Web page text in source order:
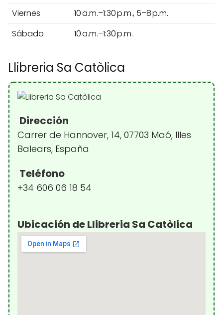
Viernes
10 a.m.–1:30 p.m., 5–8 p.m.
Sábado
10 a.m.–1:30 p.m.
Llibreria Sa Catòlica
Dirección
Carrer de Hannover, 14, 07703 Maó, Illes
Balears, España
Teléfono
+34 606 06 18 54
Ubicación de Llibreria Sa Catòlica